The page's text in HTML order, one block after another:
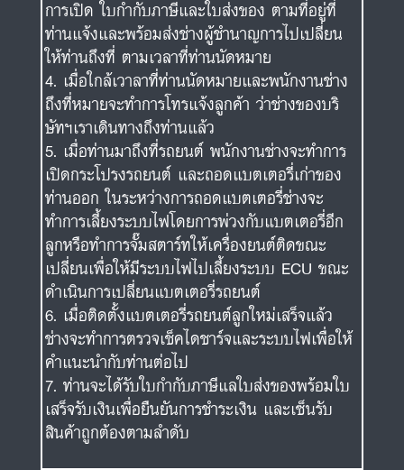
การเปิด ใบกำกับภาษีและใบส่งของ ตามที่อยู่ที่
ท่านแจ้งและพร้อมส่งช่างผู้ชำนาญการไปเปลี่ยน
ให้ท่านถึงที่ ตามเวลาที่ท่านนัดหมาย
เมื่อใกล้เวาลาที่ท่านนัดหมายและพนักงานช่าง
ถึงที่หมายจะทำการโทรแจ้งลูกค้า ว่าช่างของบริ
ษัทฯเราเดินทางถึงท่านแล้ว
เมื่อท่านมาถึงที่รถยนต์ พนักงานช่างจะทำการ
เปิดกระโปรงรถยนต์ และถอดแบตเตอรี่เก่าของ
ท่านออก ในระหว่างการถอดแบตเตอรี่ช่างจะ
ทำการเลี้ยงระบบไฟโดยการพ่วงกับแบตเตอรี่อีก
ลูกหรือทำการจั๊มสตาร์ทให้เครื่องยนต์ติดขณะ
เปลี่ยนเพื่อให้มีระบบไฟไปเลี้ยงระบบ ECU ขณะ
ดำเนินการเปลี่ยนแบตเตอรี่รถยนต์
เมื่อติดตั้งแบตเตอรี่รถยนต์ลูกใหม่เสร็จแล้ว
ช่างจะทำการตรวจเช็คไดชาร์จและระบบไฟเพื่อให้
คำแนะนำกับท่านต่อไป
ท่านจะได้รับใบกำกับภาษีแลใบส่งของพร้อมใบ
เสร็จรับเงินเพื่อยืนยันการชำระเงิน และเซ็นรับ
สินค้าถูกต้องตามลำดับ